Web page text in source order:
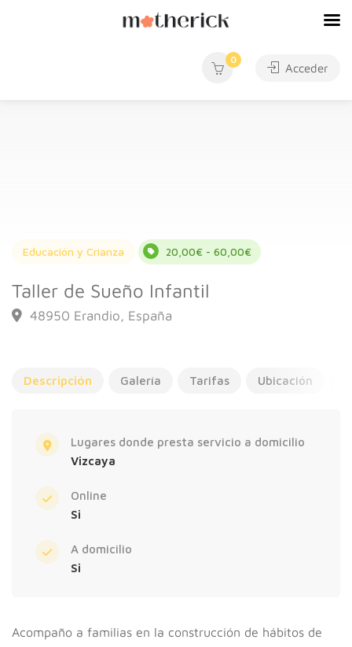
0
Acceder
Educación y Crianza 20,00€ - 60,00€
Taller de Sueño Infantil
48950 Erandio, España
Descripción Galería Tarifas Ubicación
Lugares donde presta servicio a domicilio
Vizcaya
Online
Si
A domicilio
Si
Acompaño a familias en la construcción de hábitos de